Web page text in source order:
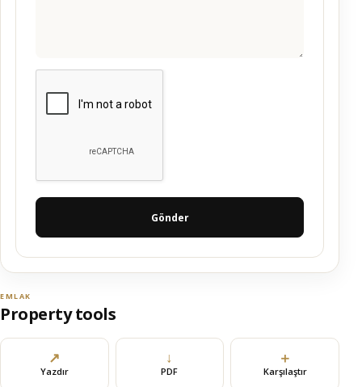
Gönder
EMLAK
Property tools
↗
Yazdır
↓
PDF
＋
Karşılaştır